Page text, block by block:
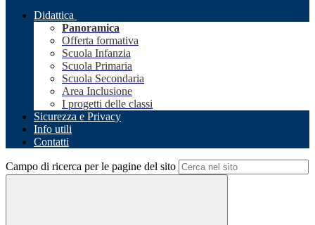
Didattica
Panoramica
Offerta formativa
Scuola Infanzia
Scuola Primaria
Scuola Secondaria
Area Inclusione
I progetti delle classi
Sicurezza e Privacy
Info utili
Contatti
Campo di ricerca per le pagine del sito